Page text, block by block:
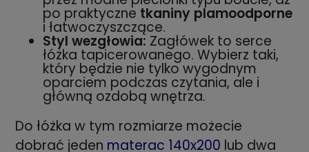
po praktyczne tkaniny plamoodporne
i łatwoczyszczące.
Styl wezgłowia: Zagłówek to serce
łóżka tapicerowanego. Wybierz taki,
który będzie nie tylko wygodnym
oparciem podczas czytania, ale i
główną ozdobą wnętrza.
Do łóżka w tym rozmiarze możecie
dobrać jeden materac 140x200 lub dwa